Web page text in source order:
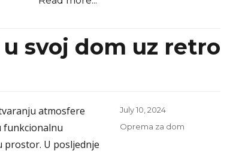
svoj dom uz retro
atmosfere
funkcionalnu
prostor. U posljednje
Posted
July 10, 2024
Categories
Oprema za dom